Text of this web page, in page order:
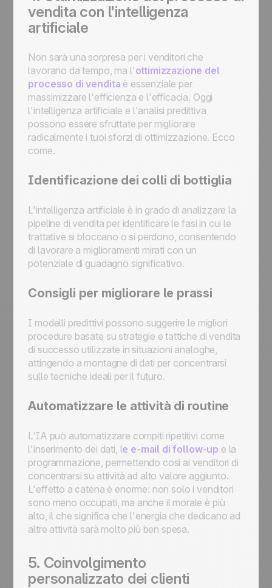
vendita con l'intelligenza
artificiale
Non sarà una sorpresa per i venditori che
lavorano da tempo, ma l'ottimizzazione del
processo di vendita è essenziale per
massimizzare l'efficienza e l'efficacia. Oggi
l'intelligenza artificiale e l'analisi predittiva
possono essere sfruttate per migliorare
radicalmente i tuoi sforzi di ottimizzazione. Ecco
come.
Identificazione dei colli di bottiglia
L'intelligenza artificiale è in grado di analizzare la
pipeline di vendita per identificare le fasi in cui le
trattative si bloccano o si perdono, consentendo
di lavorare a miglioramenti mirati con un
potenziale di guadagno significativo.
Consigli per migliorare le prassi
I modelli predittivi possono suggerire le migliori
procedure basate su strategie e tattiche di vendita
di successo utilizzate in situazioni analoghe,
attingendo a montagne di dati per concentrarsi
sulle tecniche ideali per il futuro.
Automatizzare le attività di routine
L'IA può automatizzare compiti ripetitivi come
l'inserimento dei dati, le e-mail di follow-up e la
programmazione, permettendo così ai venditori di
concentrarsi su attività ad alto valore aggiunto.
L'effetto a catena è enorme: non solo i venditori
sono meno occupati, ma anche il morale è più
alto, il che significa che l'energia che dedicano ad
altre attività sarà molto più ben spesa.
5. Coinvolgimento
personalizzato dei clienti